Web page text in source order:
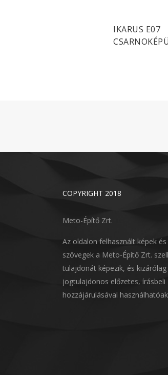
IKARUS E07
COPYRIGHT 2018
Meto-Építő Zrt.
Az oldalon felhasznált képek és
szövegek a Meto-Építő Zrt.
tulajdonát képezik, és kizárólag
jogtulajdonos előzetes, írásbeli
hozzájárulásával